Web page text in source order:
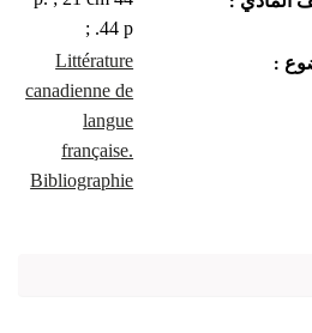
44 p. ;
:
Littérature
canadienne de
langue
française.
Bibliographie